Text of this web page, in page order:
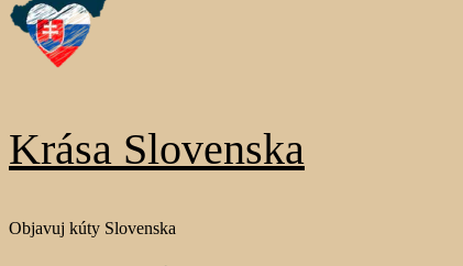
Krása Slovenska
Objavuj kúty Slovenska